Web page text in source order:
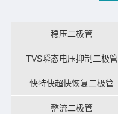
稳压二极管
TVS瞬态电压抑制二极管
快特快超快恢复二极管
整流二极管